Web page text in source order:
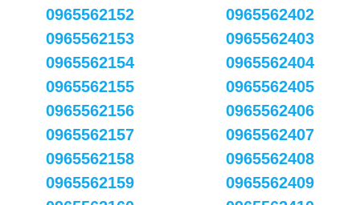
0965562152
0965562153
0965562154
0965562155
0965562156
0965562157
0965562158
0965562159
0965562402
0965562403
0965562404
0965562405
0965562406
0965562407
0965562408
0965562409